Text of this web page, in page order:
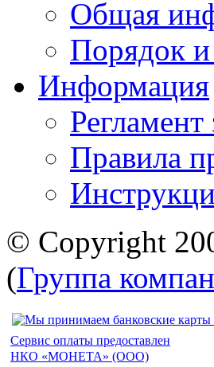
Общая
Порядок и
Информация
Регламент
Правила
© Copyright
(Группа
Сервис оплаты предоставлен
НКО «МОНЕТА» (ООО)